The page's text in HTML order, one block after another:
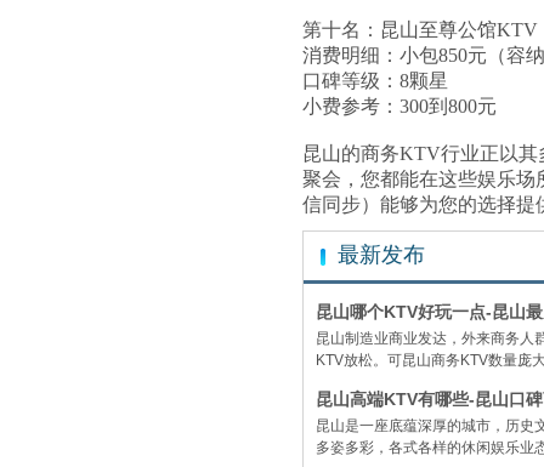
第十名：昆山至尊公馆KTV
消费明细：小包850元（容
口碑等级：8颗星
小费参考：300到800元
昆山的商务KTV行业正以
聚会，您都能在这些娱乐场
信同步）能够为您的选择
最新发布
昆山哪个KTV好玩一点-昆山
昆山制造业商业发达，外来商务人
KTV放松。可昆山商务KTV数量庞
昆山高端KTV有哪些-昆山口
昆山是一座底蕴深厚的城市，历史
多姿多彩，各式各样的休闲娱乐业